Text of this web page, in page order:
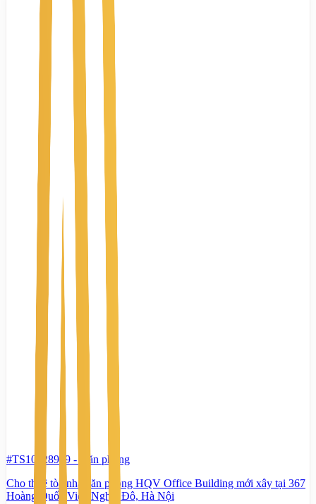
#TS10928979 -
Văn phòng
Cho thuê tòa nhà văn phòng HQV Office Building mới xây tại 367
Hoàng Quốc Việt, Nghĩa Đô, Hà Nội